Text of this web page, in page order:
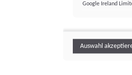
Google Ireland
Auswahl